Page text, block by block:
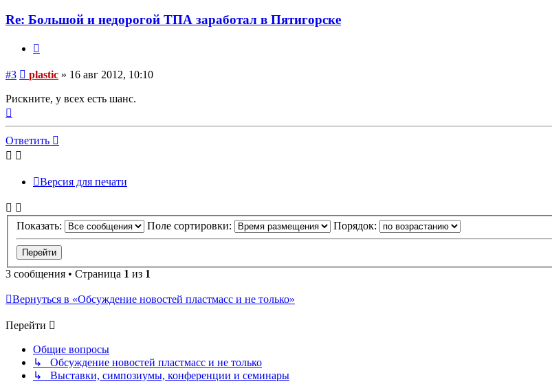
Re: Большой и недорогой ТПА заработал в Пятигорске
#3 Сообщение
plastic » 16 авг 2012, 10:10
Рискните, у всех есть шанс.
началу
Ответить
Версия для печати
Показать: Поле сортировки: Порядок:
3 сообщения • Страница 1 из 1
Вернуться в «Обсуждение новостей пластмасс и не только»
Перейти
Общие вопросы
↳ Обсуждение новостей пластмасс и не только
↳ Выставки, симпозиумы, конференции и семинары